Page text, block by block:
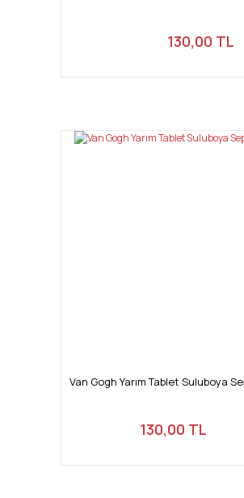
130,00 TL
Van Gogh Yarım Tablet Suluboya
130,00 TL